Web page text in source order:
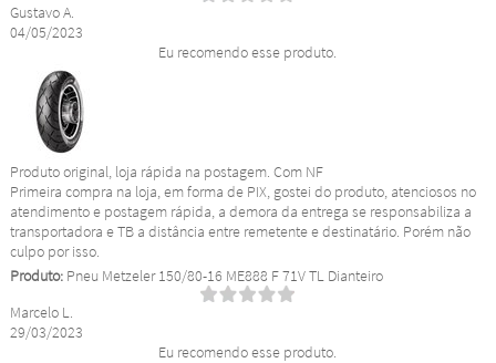
Gustavo A.
04/05/2023
Eu recomendo esse produto.
Produto original, loja rápida na postagem. Com NF
Primeira compra na loja, em forma de PIX, gostei do produto, atenciosos no
atendimento e postagem rápida, a demora da entrega se responsabiliza a
transportadora e TB a distância entre remetente e destinatário. Porém não
culpo por isso.
Produto:Pneu Metzeler 150/80-16 ME888 F 71V TL Dianteiro
Marcelo L.
29/03/2023
Eu recomendo esse produto.